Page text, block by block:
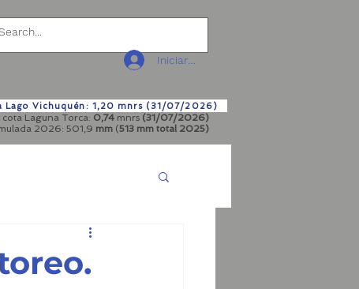
cota Laguna Torca: 0,74 mnrs (31/07/2026)
2026: 501,9 mm (513 mm total 2025)
Lago Vichuquén: 1,20 mnrs (31/07/2026)
Iniciar sesión